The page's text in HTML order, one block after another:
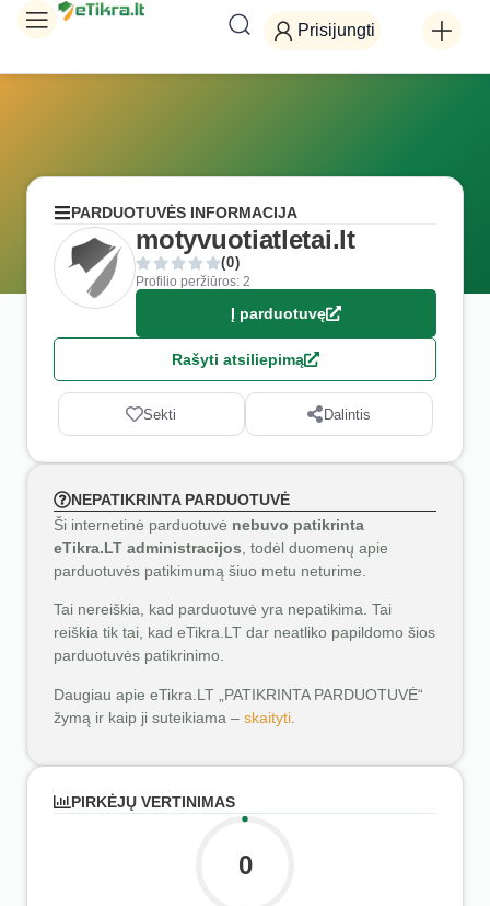
Prisijungti
PARDUOTUVĖS INFORMACIJA
motyvuotiatletai.lt
(0)
Profilio peržiūros: 2
Į parduotuvę
Rašyti atsiliepimą
Sekti Dalintis
NEPATIKRINTA PARDUOTUVĖ
Ši internetinė parduotuvė nebuvo patikrinta
eTikra.LT administracijos , todėl duomenų apie
parduotuvės patikimumą šiuo metu neturime.
Tai nereiškia, kad parduotuvė yra nepatikima. Tai
reiškia tik tai, kad eTikra.LT dar neatliko papildomo šios
parduotuvės patikrinimo.
Daugiau apie eTikra.LT „PATIKRINTA PARDUOTUVĖ“
žymą ir kaip ji suteikiama – skaityti
PIRKĖJŲ VERTINIMAS
0